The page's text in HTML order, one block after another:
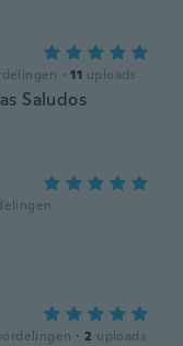
· 11 uploads
Saludos
· 2 uploads